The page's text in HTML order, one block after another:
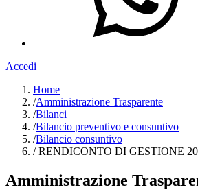
Accedi
Home
/Amministrazione Trasparente
/Bilanci
/Bilancio preventivo e consuntivo
/Bilancio consuntivo
/RENDICONTO DI GESTIONE
Amministrazione